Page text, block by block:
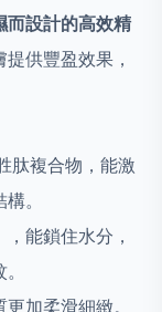
而設計的高效精
供豐盈效果，
肽複合物，能激
。
能鎖住水分，
更加柔滑細緻。